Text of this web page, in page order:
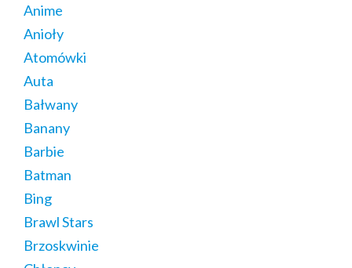
Anime
Anioły
Atomówki
Auta
Bałwany
Banany
Barbie
Batman
Bing
Brawl Stars
Brzoskwinie